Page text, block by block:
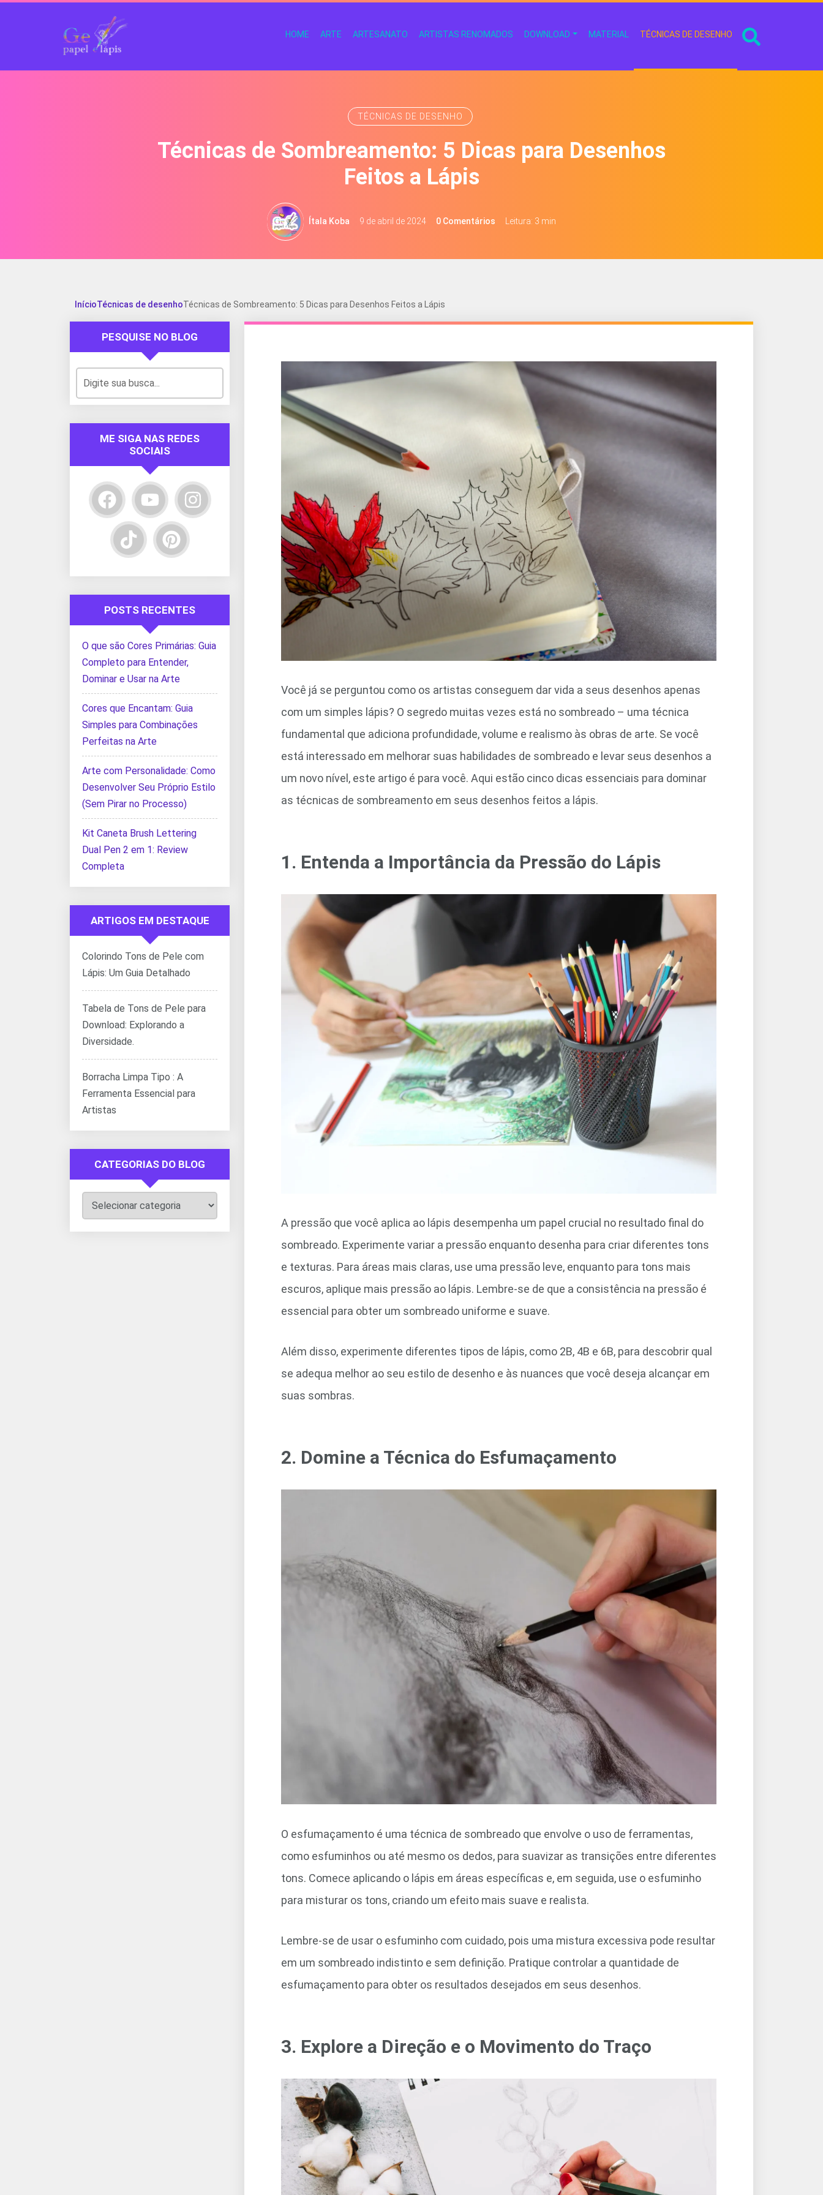
HOME ARTE ARTESANATO ARTISTAS RENOMADOS DOWNLOAD MATERIAL TÉCNICAS DE DESENHO
TÉCNICAS DE DESENHO
Técnicas de Sombreamento: 5 Dicas para Desenhos
Feitos a Lápis
Ítala Koba 9 de abril de 2024 0 Comentários Leitura: 3 min
InícioTécnicas de desenhoTécnicas de Sombreamento: 5 Dicas para Desenhos Feitos a Lápis
Você já se perguntou como os artistas conseguem dar vida a seus desenhos apenas
com um simples lápis? O segredo muitas vezes está no sombreado – uma técnica
fundamental que adiciona profundidade, volume e realismo às obras de arte. Se você
está interessado em melhorar suas habilidades de sombreado e levar seus desenhos a
um novo nível, este artigo é para você. Aqui estão cinco dicas essenciais para dominar
as técnicas de sombreamento em seus desenhos feitos a lápis.
1. Entenda a Importância da Pressão do Lápis
A pressão que você aplica ao lápis desempenha um papel crucial no resultado final do
sombreado. Experimente variar a pressão enquanto desenha para criar diferentes tons
e texturas. Para áreas mais claras, use uma pressão leve, enquanto para tons mais
escuros, aplique mais pressão ao lápis. Lembre-se de que a consistência na pressão é
essencial para obter um sombreado uniforme e suave.
Além disso, experimente diferentes tipos de lápis, como 2B, 4B e 6B, para descobrir qual
se adequa melhor ao seu estilo de desenho e às nuances que você deseja alcançar em
suas sombras.
2. Domine a Técnica do Esfumaçamento
O esfumaçamento é uma técnica de sombreado que envolve o uso de ferramentas,
como esfuminhos ou até mesmo os dedos, para suavizar as transições entre diferentes
tons. Comece aplicando o lápis em áreas específicas e, em seguida, use o esfuminho
para misturar os tons, criando um efeito mais suave e realista.
Lembre-se de usar o esfuminho com cuidado, pois uma mistura excessiva pode resultar
em um sombreado indistinto e sem definição. Pratique controlar a quantidade de
esfumaçamento para obter os resultados desejados em seus desenhos.
3. Explore a Direção e o Movimento do Traço
PESQUISE NO BLOG
ME SIGA NAS REDES
SOCIAIS
POSTS RECENTES
O que são Cores Primárias: Guia
Completo para Entender,
Dominar e Usar na Arte
Cores que Encantam: Guia
Simples para Combinações
Perfeitas na Arte
Arte com Personalidade: Como
Desenvolver Seu Próprio Estilo
(Sem Pirar no Processo)
Kit Caneta Brush Lettering
Dual Pen 2 em 1: Review
Completa
ARTIGOS EM DESTAQUE
Colorindo Tons de Pele com
Lápis: Um Guia Detalhado
Tabela de Tons de Pele para
Download: Explorando a
Diversidade.
Borracha Limpa Tipo : A
Ferramenta Essencial para
Artistas
CATEGORIAS DO BLOG
Categorias
do
Blog